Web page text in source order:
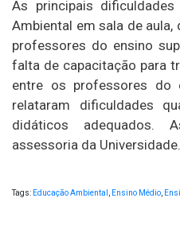
As principais
Ambiental em sala de
professores do ensino
falta de capacitação para
entre os professores do
relataram dificuldades
didáticos adequados.
assessoria da Universidade.
Tags: Educação Ambiental Ensino Médio